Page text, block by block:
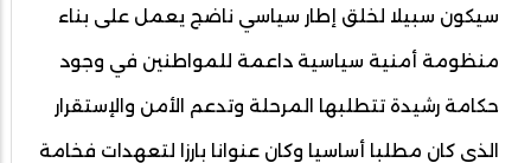
سيكون سبيلا لخلق إطار سياسي ناضج يعمل على بناء
منظومة أمنية سياسية داعمة للمواطنين في وجود
حكامة رشيدة تتطلبها المرحلة وتدعم الأمن والإستقرار
الذي كان مطلبا أساسيا وكان عنوانا بارزا لتعهدات فخامة